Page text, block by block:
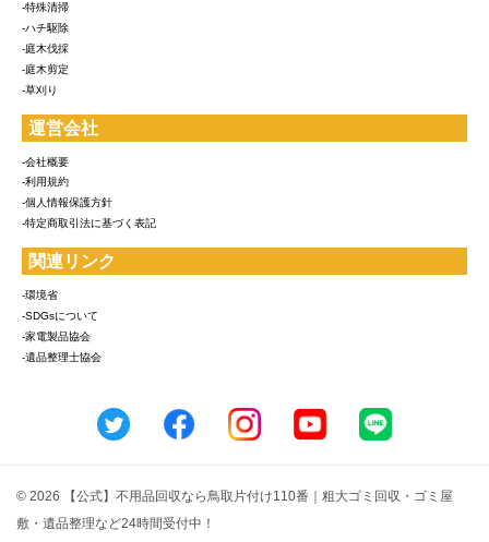
-特殊清掃
-ハチ駆除
-庭木伐採
-庭木剪定
-草刈り
運営会社
-会社概要
-利用規約
-個人情報保護方針
-特定商取引法に基づく表記
関連リンク
-環境省
-SDGsについて
-家電製品協会
-遺品整理士協会
© 2026 【公式】不用品回収なら鳥取片付け110番｜粗大ゴミ回収・ゴミ屋
敷・遺品整理など24時間受付中！